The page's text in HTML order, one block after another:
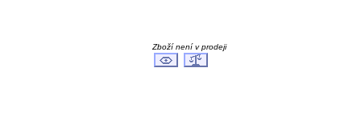
Zboží není v prodeji